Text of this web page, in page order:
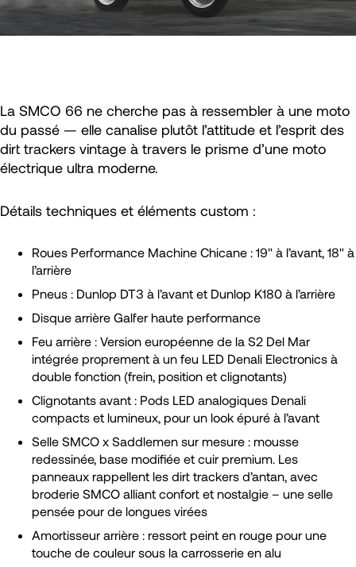
La SMCO 66 ne cherche pas à ressembler à une moto
du passé — elle canalise plutôt l’attitude et l’esprit des
dirt trackers vintage à travers le prisme d’une moto
électrique ultra moderne.
Détails techniques et éléments custom :
Roues Performance Machine Chicane : 19" à l’avant, 18" à
l’arrière
Pneus : Dunlop DT3 à l’avant et Dunlop K180 à l’arrière
Disque arrière Galfer haute performance
Feu arrière : Version européenne de la S2 Del Mar
intégrée proprement à un feu LED Denali Electronics à
double fonction (frein, position et clignotants)
Clignotants avant : Pods LED analogiques Denali
compacts et lumineux, pour un look épuré à l’avant
Selle SMCO x Saddlemen sur mesure : mousse
redessinée, base modifiée et cuir premium. Les
panneaux rappellent les dirt trackers d’antan, avec
broderie SMCO alliant confort et nostalgie – une selle
pensée pour de longues virées
Amortisseur arrière : ressort peint en rouge pour une
touche de couleur sous la carrosserie en alu